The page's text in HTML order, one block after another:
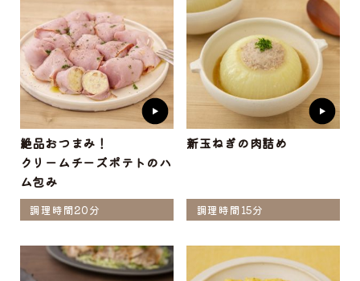
絶品おつまみ！
クリームチーズポテトのハ
ム包み
調理時間20分
新玉ねぎの肉詰め
調理時間15分